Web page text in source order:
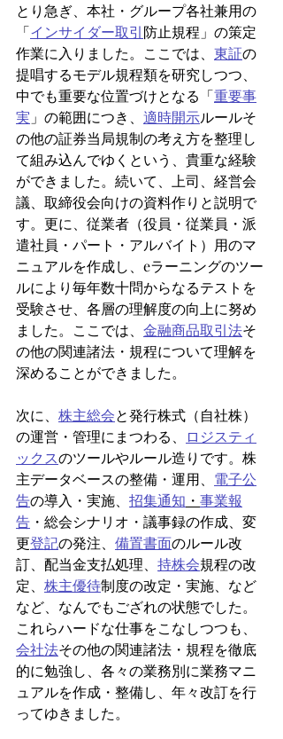
とり急ぎ、本社・グループ各社兼用の
「インサイダー取引防止規程」の策定
作業に入りました。ここでは、 東証の
提唱するモデル規程類を研究しつつ、
中でも重要な位置づけとなる「重要事
実 」の範囲につき、 適時開示ルールそ
の他の証券当局規制の考え方を整理し
て組み込んでゆくという、貴重な経験
ができました。続いて、上司、経営会
議、取締役会向けの資料作りと説明で
す。更に、従業者（役員・従業員・派
遣社員・パート・アルバイト）用のマ
ニュアルを作成し、eラーニングのツー
ルにより毎年数十問からなるテストを
受験させ、各層の理解度の向上に努め
ました。ここでは、 金融商品取引法そ
の他の関連諸法・規程について理解を
深めることができました。
次に、 株主総会と発行株式（自社株）
の運営・管理にまつわる、
ロジスティ
ックスのツールやルール造りです。株
主データベースの整備・運用、 電子公
告の導入・実施、 招集通知 ・ 事業報
告 ・総会シナリオ・議事録の作成、変
更登記の発注、 備置書面のルール改
訂、配当金支払処理、 持株会規程の改
定、 株主優待制度の改定・実施、など
など、なんでもござれの状態でした。
これらハードな仕事をこなしつつも、
会社法その他の関連諸法・規程を徹底
的に勉強し、各々の業務別に業務マニ
ュアルを作成・整備し、年々改訂を行
ってゆきました。